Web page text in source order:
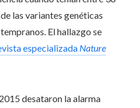
las variantes genéticas
El hallazgo se
especializada Nature
desataron la alarma